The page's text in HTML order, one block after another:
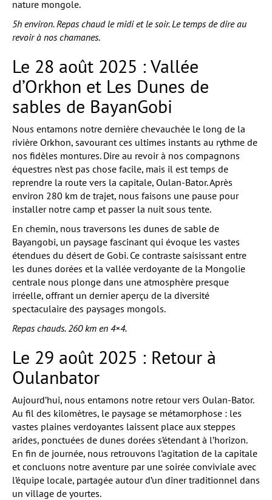
nature mongole.
5h environ. Repas chaud le midi et le soir. Le temps de dire au
revoir à nos chamanes.
Le 28 août 2025 : Vallée
d’Orkhon et Les Dunes de
sables de BayanGobi
Nous entamons notre dernière chevauchée le long de la
rivière Orkhon, savourant ces ultimes instants au rythme de
nos fidèles montures. Dire au revoir à nos compagnons
équestres n’est pas chose facile, mais il est temps de
reprendre la route vers la capitale, Oulan-Bator. Après
environ 280 km de trajet, nous faisons une pause pour
installer notre camp et passer la nuit sous tente.
En chemin, nous traversons les dunes de sable de
Bayangobi, un paysage fascinant qui évoque les vastes
étendues du désert de Gobi. Ce contraste saisissant entre
les dunes dorées et la vallée verdoyante de la Mongolie
centrale nous plonge dans une atmosphère presque
irréelle, offrant un dernier aperçu de la diversité
spectaculaire des paysages mongols.
Repas chauds. 260 km en 4×4.
Le 29 août 2025 : Retour à
Oulanbator
Aujourd’hui, nous entamons notre retour vers Oulan-Bator.
Au fil des kilomètres, le paysage se métamorphose : les
vastes plaines verdoyantes laissent place aux steppes
arides, ponctuées de dunes dorées s’étendant à l’horizon.
En fin de journée, nous retrouvons l’agitation de la capitale
et concluons notre aventure par une soirée conviviale avec
l’équipe locale, partagée autour d’un dîner traditionnel dans
un village de yourtes.